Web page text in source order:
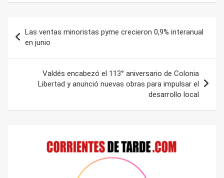
de
entradas
Las ventas minoristas pyme crecieron 0,9% interanual
en junio
Valdés encabezó el 113° aniversario de Colonia
Libertad y anunció nuevas obras para impulsar el
desarrollo local